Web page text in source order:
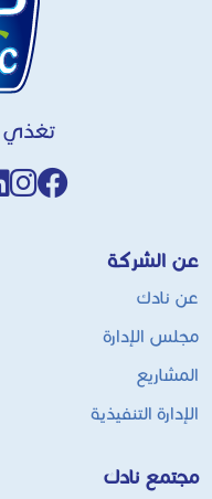
تغذي
عن الشركة
عن نادك
مجلس الإدارة
المشاريع
الإدارة التنفيذية
مجتمع نادك